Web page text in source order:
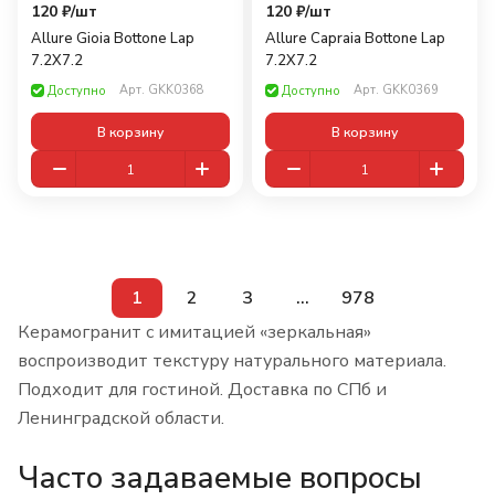
120 ₽/шт
Allure Gioia Bottone Lap
7.2X7.2
Доступно Арт. GKK0368
В корзину
120 ₽/шт
Allure Capraia Bottone Lap
7.2X7.2
Доступно Арт. GKK0369
В корзину
1 2 3 ...
978
Керамогранит с имитацией «зеркальная»
воспроизводит текстуру натурального материала.
Подходит для гостиной. Доставка по СПб и
Ленинградской области.
Часто задаваемые вопросы